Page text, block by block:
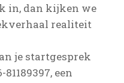
in, dan kijken we
realiteit
je startgesprek
een